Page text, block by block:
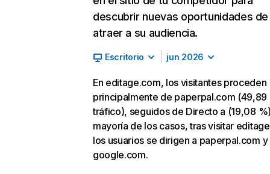
descubrir nuevas oportunidades de
atraer a su audiencia.
Escritorio jun 2026
En editage.com, los visitantes proceden
principalmente de paperpal.com (49,89
tráfico), seguidos de Directo a (19,08
mayoría de los casos, tras visitar
los usuarios se dirigen a paperpal.com y
google.com.